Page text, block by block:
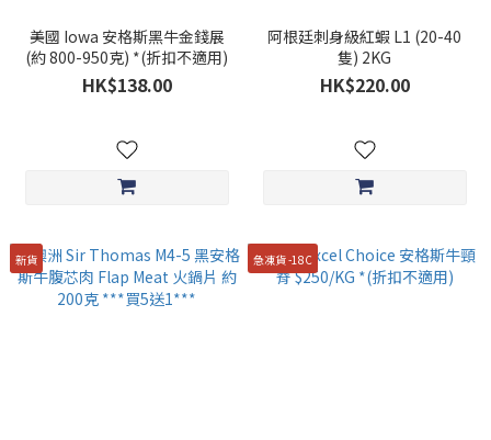
美國 Iowa 安格斯黑牛金錢展
(約 800-950克) *(折扣不適用)
HK$138.00
阿根廷刺身級紅蝦 L1 (20-40
隻) 2KG
HK$220.00
新貨 急凍貨 -18C